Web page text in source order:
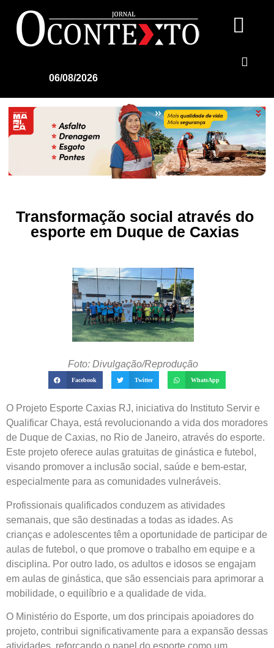
06/08/2026
Transformação social através do
esporte em Duque de Caxias
Foto: Divulgação/Reprodução
Facebook Twitter WhatsApp
O Projeto Esporte Caxias RJ, iniciativa do Instituto Servir e
Qualificar Chaya, está revolucionando a vida dos moradores
de Duque de Caxias, no Rio de Janeiro, através do esporte.
Este projeto oferece aulas gratuitas de ginástica e futebol,
visando promover a inclusão social, saúde e bem-estar,
especialmente para as comunidades vulneráveis.
Profissionais qualificados conduzem as atividades
semanais, que são destinadas a todas as idades. As
crianças e adolescentes têm a oportunidade de participar de
aulas de futebol, o que promove o trabalho em equipe e a
disciplina. Por outro lado, os adultos e idosos se engajam
em aulas de ginástica, que são essenciais para aprimorar a
mobilidade, o equilíbrio e a qualidade de vida.
O Ministério do Esporte, um dos principais apoiadores do
projeto, contribui significativamente para a expansão dessas
atividades, reforçando o papel do esporte como um